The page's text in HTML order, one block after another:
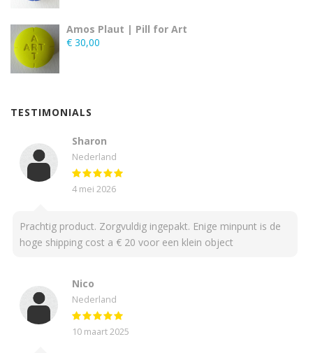
Amos Plaut | Pill for Art
€ 30,00
TESTIMONIALS
Sharon
Nederland
4 mei 2026
Prachtig product. Zorgvuldig ingepakt. Enige minpunt is de
hoge shipping cost a € 20 voor een klein object
Nico
Nederland
10 maart 2025